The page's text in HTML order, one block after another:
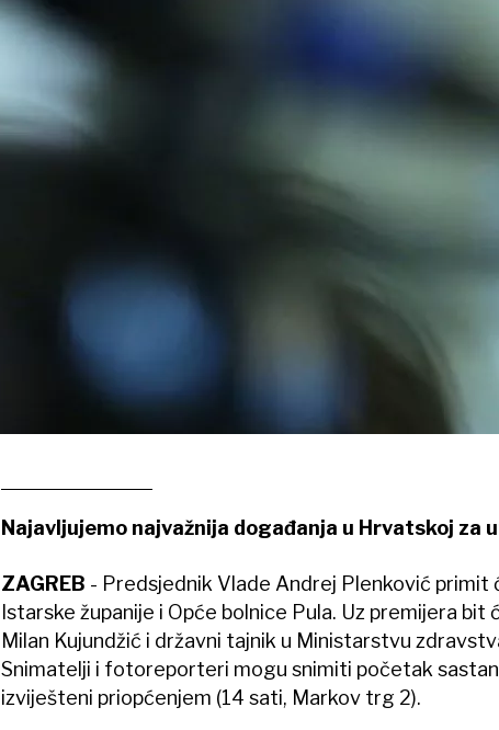
Najavljujemo najvažnija događanja u Hrvatskoj za
ZAGREB - Predsjednik Vlade Andrej Plenković primit
Istarske županije i Opće bolnice Pula. Uz premijera
Milan Kujundžić i državni tajnik u Ministarstvu
Snimatelji i fotoreporteri mogu snimiti početak
izviješteni priopćenjem (14 sati, Markov trg 2).